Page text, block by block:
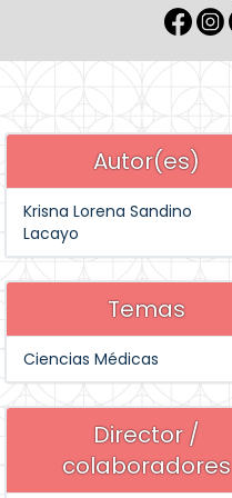
Autor(es)
Krisna Lorena Sandino
Lacayo
Temas
Ciencias Médicas
Director /
colaboradores